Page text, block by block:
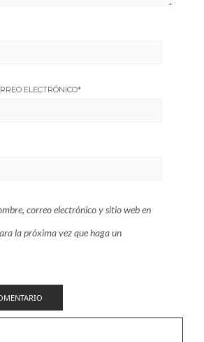
ELECTRÓNICO*
correo electrónico y sitio web en
la próxima vez que haga un